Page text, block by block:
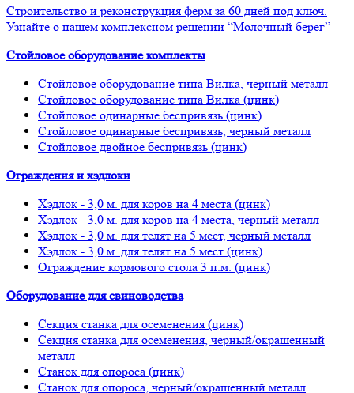
Строительство и реконструкция ферм за 60 дней под ключ.
Узнайте о нашем комплексном решении “Молочный берег”
Стойловое оборудование комплекты
Стойловое оборудование типа Вилка, черный металл
Стойловое оборудование типа Вилка (цинк)
Стойловое одинарные беспривязь (цинк)
Стойловое одинарные беспривязь, черный металл
Стойловое двойное беспривязь (цинк)
Ограждения и хэдлоки
Хэдлок - 3,0 м. для коров на 4 места (цинк)
Хэдлок - 3,0 м. для коров на 4 места, черный металл
Хэдлок - 3,0 м. для телят на 5 мест, черный металл
Хэдлок - 3,0 м. для телят на 5 мест (цинк)
Ограждение кормового стола 3 п.м. (цинк)
Оборудование для свиноводства
Секция станка для осеменения (цинк)
Секция станка для осеменения, черный/окрашенный
металл
Станок для опороса (цинк)
Станок для опороса, черный/окрашенный металл